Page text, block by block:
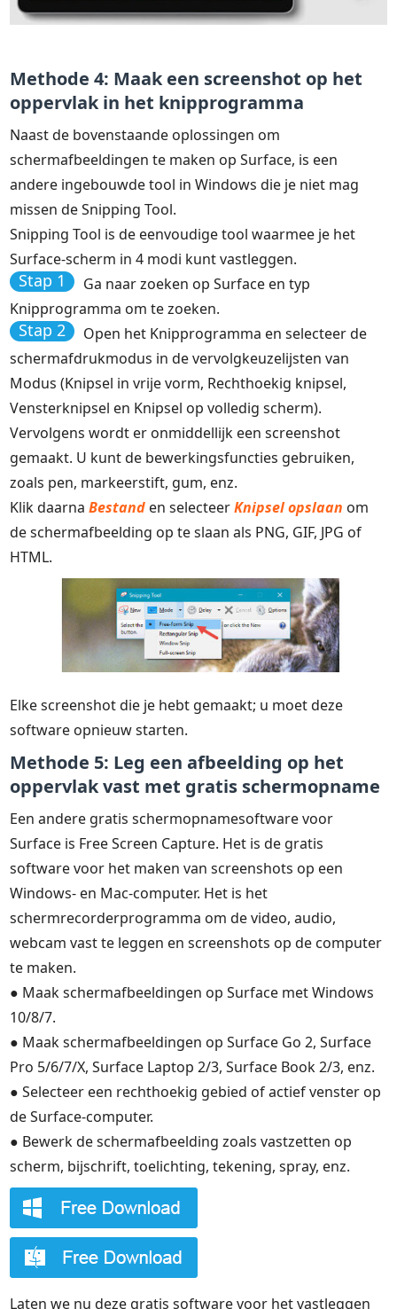
Methode 4: Maak een screenshot op het
oppervlak in het knipprogramma
Naast de bovenstaande oplossingen om
schermafbeeldingen te maken op Surface, is een
andere ingebouwde tool in Windows die je niet mag
missen de Snipping Tool.
Snipping Tool is de eenvoudige tool waarmee je het
Surface-scherm in 4 modi kunt vastleggen.
Stap 1
Ga naar zoeken op Surface en typ
Knipprogramma om te zoeken.
Stap 2
Open het Knipprogramma en selecteer de
schermafdrukmodus in de vervolgkeuzelijsten van
Modus (Knipsel in vrije vorm, Rechthoekig knipsel,
Vensterknipsel en Knipsel op volledig scherm).
Vervolgens wordt er onmiddellijk een screenshot
gemaakt. U kunt de bewerkingsfuncties gebruiken,
zoals pen, markeerstift, gum, enz.
Klik daarnaBestand en selecteerKnipsel opslaan om
de schermafbeelding op te slaan als PNG, GIF, JPG of
HTML.
Elke screenshot die je hebt gemaakt; u moet deze
software opnieuw starten.
Methode 5: Leg een afbeelding op het
oppervlak vast met gratis schermopname
Een andere gratis schermopnamesoftware voor
Surface is Free Screen Capture. Het is de gratis
software voor het maken van screenshots op een
Windows- en Mac-computer. Het is het
schermrecorderprogramma om de video, audio,
webcam vast te leggen en screenshots op de computer
te maken.
● Maak schermafbeeldingen op Surface met Windows
10/8/7.
● Maak schermafbeeldingen op Surface Go 2, Surface
Pro 5/6/7/X, Surface Laptop 2/3, Surface Book 2/3, enz.
● Selecteer een rechthoekig gebied of actief venster op
de Surface-computer.
● Bewerk de schermafbeelding zoals vastzetten op
scherm, bijschrift, toelichting, tekening, spray, enz.
Laten we nu deze gratis software voor het vastleggen